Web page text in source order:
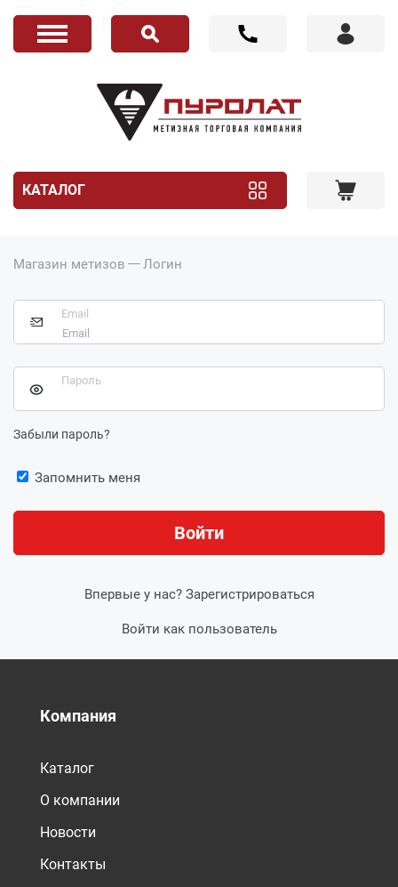
КАТАЛОГ
Магазин метизов Логин
Email
Пароль
Забыли пароль?
Запомнить меня
Впервые у нас? Зарегистрироваться
Войти как пользователь
Компания
Каталог
О компании
Новости
Контакты